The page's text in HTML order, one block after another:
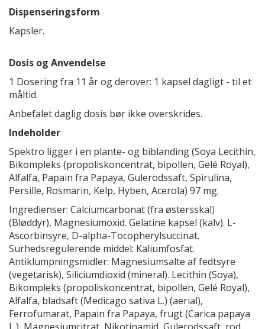
Dispenseringsform
Kapsler.
Dosis og Anvendelse
1 Dosering fra 11 år og derover: 1 kapsel dagligt - til et
måltid.
Anbefalet daglig dosis bør ikke overskrides.
Indeholder
Spektro ligger i en plante- og biblanding (Soya Lecithin,
Bikompleks (propoliskoncentrat, bipollen, Gelé Royal),
Alfalfa, Papain fra Papaya, Gulerodssaft, Spirulina,
Persille, Rosmarin, Kelp, Hyben, Acerola) 97 mg.
Ingredienser: Calciumcarbonat (fra østersskal)
(Bløddyr), Magnesiumoxid. Gelatine kapsel (kalv). L-
Ascorbinsyre, D-alpha-Tocopherylsuccinat.
Surhedsregulerende middel: Kaliumfosfat.
Antiklumpningsmidler: Magnesiumsalte af fedtsyre
(vegetarisk), Siliciumdioxid (mineral). Lecithin (Soya),
Bikompleks (propoliskoncentrat, bipollen, Gelé Royal),
Alfalfa, bladsaft (Medicago sativa L.) (aerial),
Ferrofumarat, Papain fra Papaya, frugt (Carica papaya